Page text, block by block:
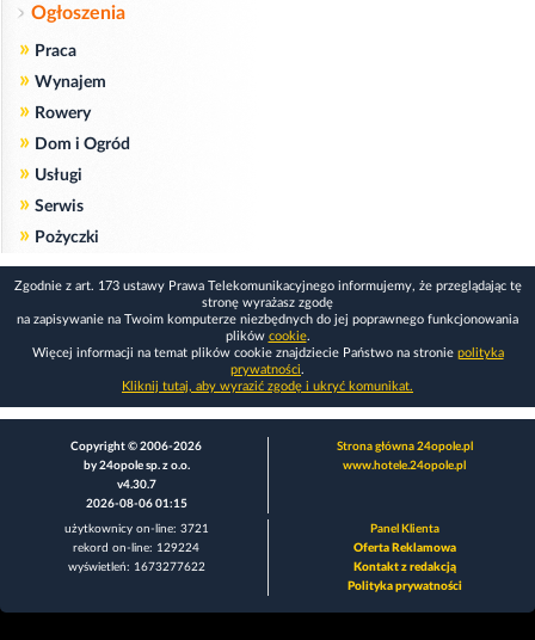
Ogłoszenia
» Praca
» Wynajem
» Rowery
» Dom i Ogród
» Usługi
» Serwis
» Pożyczki
Zgodnie z art. 173 ustawy Prawa Telekomunikacyjnego informujemy, że przeglądając tę
stronę wyrażasz zgodę
na zapisywanie na Twoim komputerze niezbędnych do jej poprawnego funkcjonowania
plików cookie.
Więcej informacji na temat plików cookie znajdziecie Państwo na stronie polityka
prywatności.
Kliknij tutaj, aby wyrazić zgodę i ukryć komunikat.
Copyright © 2006-2026
by 24opole sp. z o.o.
v4.30.7
2026-08-06 01:15
Strona główna 24opole.pl
www.hotele.24opole.pl
użytkownicy on-line: 3721
rekord on-line: 129224
wyświetleń: 1673277622
Panel Klienta
Oferta Reklamowa
Kontakt z redakcją
Polityka prywatności